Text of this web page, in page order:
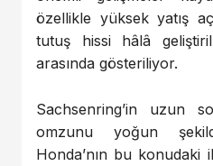
özellikle yüksek yatış
tutuş hissi hâlâ
arasında gösteriliyor.
Sachsenring’in uzun
omzunu yoğun
Honda’nın bu konudaki